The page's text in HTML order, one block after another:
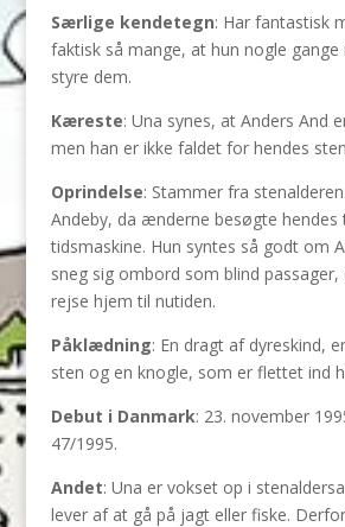
Særlige kendetegn: Har fantastisk
faktisk så mange, at hun nogle gange
styre dem.
Kæreste: Una synes, at Anders And
men han er ikke faldet for hendes
Oprindelse: Stammer fra
Andeby, da ænderne besøgte hendes
tidsmaskine. Hun syntes så godt om
sneg sig ombord som blind passager,
rejse hjem til nutiden.
Påklædning: En dragt af dyreskind,
sten og en knogle, som er flettet ind
Debut i Danmark: 23. november
47/1995.
Andet: Una er vokset op i
lever af at gå på jagt eller fiske.